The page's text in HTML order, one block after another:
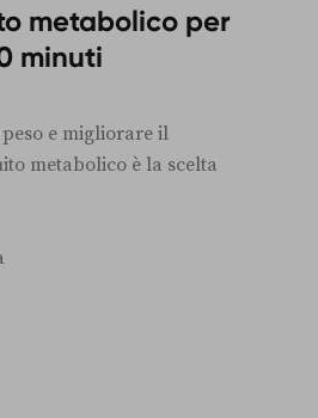
metabolico per
minuti
e migliorare il
metabolico è la scelta